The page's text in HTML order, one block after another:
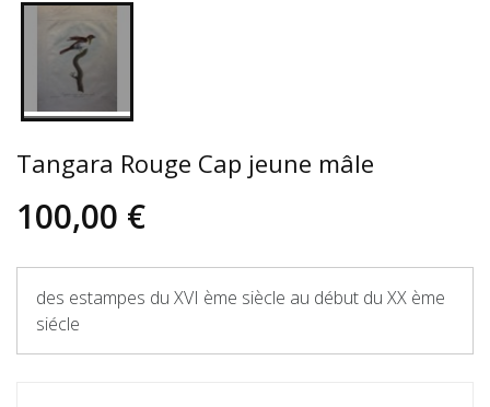
Tangara Rouge Cap jeune mâle
100,00 €
des estampes du XVI ème siècle au début du XX ème
siécle